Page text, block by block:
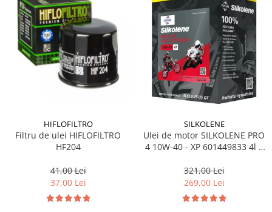
HIFLOFILTRO
Filtru de ulei HIFLOFILTRO
HF204
41,00 Lei
37,00 Lei
SILKOLENE
Ulei de motor SILKOLENE PRO
4 10W-40 - XP 601449833 4l +
321,00 Lei
269,00 Lei